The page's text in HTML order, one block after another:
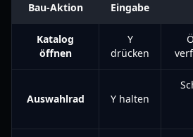
Bau-Aktion Eingabe
Katalog
öffnen
Y
drücken
Auswahlrad Y halten